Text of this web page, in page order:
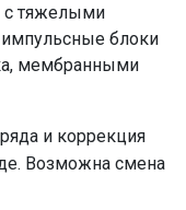
с тяжелыми
блоки
мембранными
и коррекция
Возможна смена